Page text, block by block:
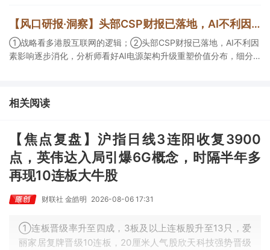
【风口研报·洞察】头部CSP财报已落地，AI不利因素影响逐步消化，分析师看好AI电源架构升级重塑价值分布，细分龙头迈入放量验证阶段；战略看多港股互联网的逻辑
①战略看多港股互联网的逻辑；②头部CSP财报已落地，AI不利因
素影响逐步消化，分析师看好AI电源架构升级重塑价值分布，细分
智能获新财富分析师深度覆盖；④在个股机构关注度排行中，华峰
化学首次上榜，前五名依次为东鹏饮料>药明康德>百润股份>华峰
相关阅读
【焦点复盘】沪指日线3连阳收复3900
点，英伟达入局引爆6G概念，时隔半年多
再现10连板大牛股
财联社 金皓明 2026-08-06 17:31
①连板晋级率升至四成，3板及以上连板股升至13只，爱
丽家居复牌晋级10连板，20厘米人气股欣天科技强势晋级